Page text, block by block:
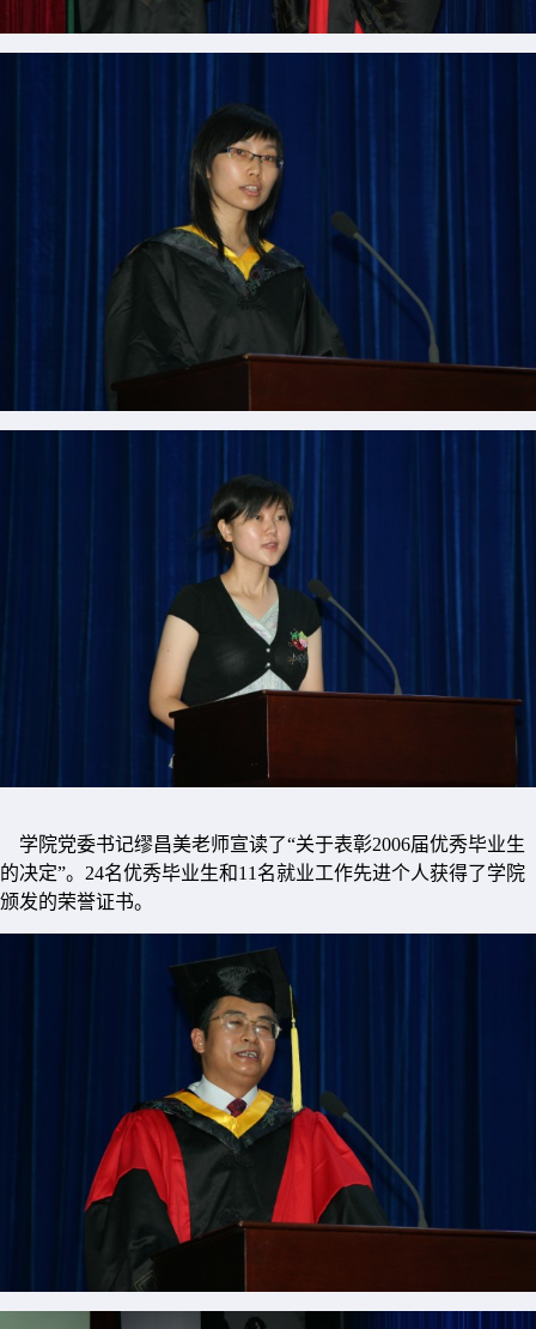
学院党委书记缪昌美老师宣读了“关于表彰2006届优秀毕业生
的决定”。24名优秀毕业生和11名就业工作先进个人获得了学院
颁发的荣誉证书。